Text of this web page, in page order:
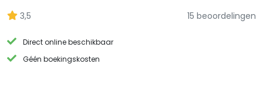
3,5 15 beoordelingen
Direct online beschikbaar
Géén boekingskosten